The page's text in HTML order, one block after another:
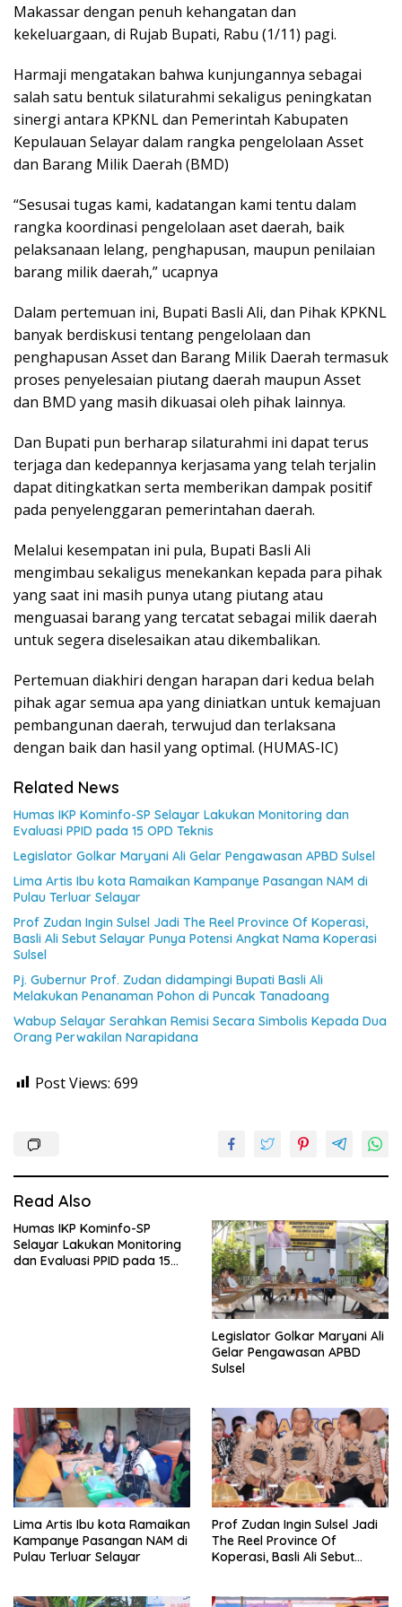
Makassar dengan penuh kehangatan dan
kekeluargaan, di Rujab Bupati, Rabu (1/11) pagi.
Harmaji mengatakan bahwa kunjungannya sebagai
salah satu bentuk silaturahmi sekaligus peningkatan
sinergi antara KPKNL dan Pemerintah Kabupaten
Kepulauan Selayar dalam rangka pengelolaan Asset
dan Barang Milik Daerah (BMD)
“Sesusai tugas kami, kadatangan kami tentu dalam
rangka koordinasi pengelolaan aset daerah, baik
pelaksanaan lelang, penghapusan, maupun penilaian
barang milik daerah,” ucapnya
Dalam pertemuan ini, Bupati Basli Ali, dan Pihak KPKNL
banyak berdiskusi tentang pengelolaan dan
penghapusan Asset dan Barang Milik Daerah termasuk
proses penyelesaian piutang daerah maupun Asset
dan BMD yang masih dikuasai oleh pihak lainnya.
Dan Bupati pun berharap silaturahmi ini dapat terus
terjaga dan kedepannya kerjasama yang telah terjalin
dapat ditingkatkan serta memberikan dampak positif
pada penyelenggaran pemerintahan daerah.
Melalui kesempatan ini pula, Bupati Basli Ali
mengimbau sekaligus menekankan kepada para pihak
yang saat ini masih punya utang piutang atau
menguasai barang yang tercatat sebagai milik daerah
untuk segera diselesaikan atau dikembalikan.
Pertemuan diakhiri dengan harapan dari kedua belah
pihak agar semua apa yang diniatkan untuk kemajuan
pembangunan daerah, terwujud dan terlaksana
dengan baik dan hasil yang optimal. (HUMAS-IC)
Related News
Humas IKP Kominfo-SP Selayar Lakukan Monitoring dan
Evaluasi PPID pada 15 OPD Teknis
Legislator Golkar Maryani Ali Gelar Pengawasan APBD Sulsel
Lima Artis Ibu kota Ramaikan Kampanye Pasangan NAM di
Pulau Terluar Selayar
Prof Zudan Ingin Sulsel Jadi The Reel Province Of Koperasi,
Basli Ali Sebut Selayar Punya Potensi Angkat Nama Koperasi
Sulsel
Pj. Gubernur Prof. Zudan didampingi Bupati Basli Ali
Melakukan Penanaman Pohon di Puncak Tanadoang
Wabup Selayar Serahkan Remisi Secara Simbolis Kepada Dua
Orang Perwakilan Narapidana
Post Views: 699
Read Also
Humas IKP Kominfo-SP
Selayar Lakukan Monitoring
dan Evaluasi PPID pada 15
Legislator Golkar Maryani Ali
Gelar Pengawasan APBD
Sulsel
Lima Artis Ibu kota Ramaikan
Kampanye Pasangan NAM di
Pulau Terluar Selayar
Prof Zudan Ingin Sulsel Jadi
The Reel Province Of
Koperasi, Basli Ali Sebut